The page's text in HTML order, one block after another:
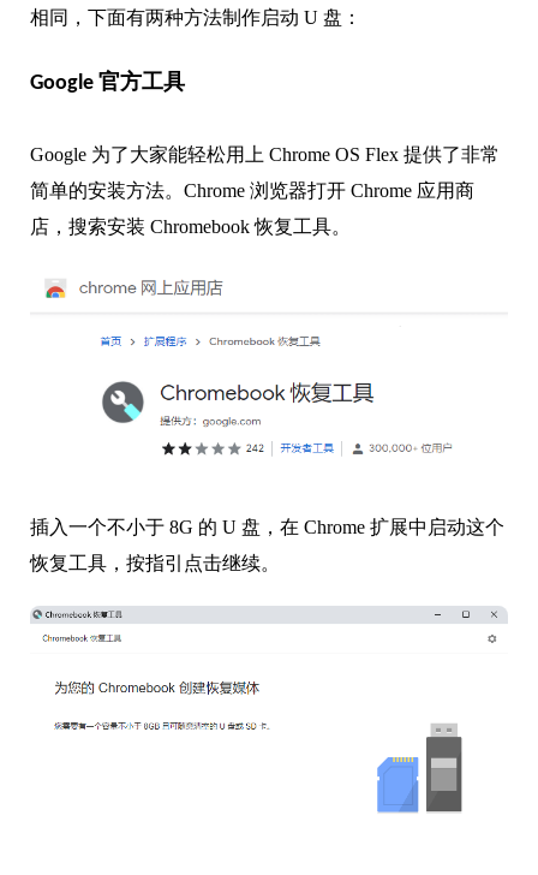
相同，下面有两种方法制作启动 U 盘：
Google 官方工具
Google 为了大家能轻松用上 Chrome OS Flex 提供了非常
简单的安装方法。Chrome 浏览器打开 Chrome 应用商
店，搜索安装 Chromebook 恢复工具。
插入一个不小于 8G 的 U 盘，在 Chrome 扩展中启动这个
恢复工具，按指引点击继续。